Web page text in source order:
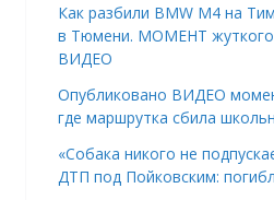
Как разбили BMW M4 на
в Тюмени. МОМЕНТ
ВИДЕО
Опубликовано ВИДЕО
где маршрутка сбила
«Собака никого не
ДТП под Пойковским: